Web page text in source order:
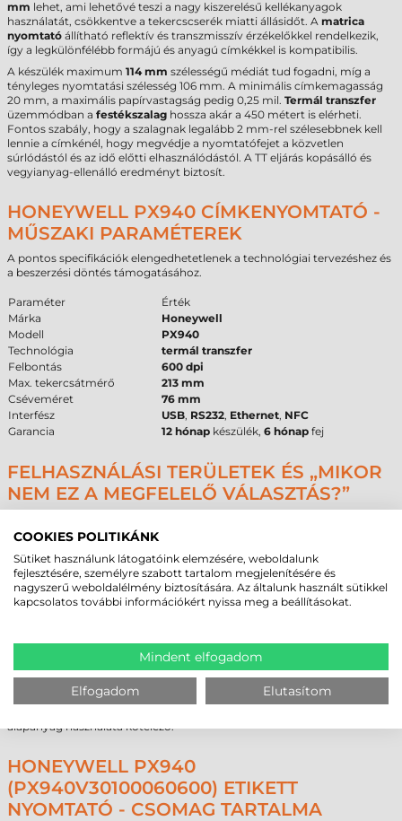
mm lehet, ami lehetővé teszi a nagy kiszerelésű kellékanyagok
használatát, csökkentve a tekercscserék miatti állásidőt. A matrica
nyomtató állítható reflektív és transzmisszív érzékelőkkel rendelkezik,
így a legkülönfélébb formájú és anyagú címkékkel is kompatibilis.
A készülék maximum 114 mm szélességű médiát tud fogadni, míg a
tényleges nyomtatási szélesség 106 mm. A minimális címkemagasság
20 mm, a maximális papírvastagság pedig 0,25 mil. Termál transzfer
üzemmódban a festékszalag hossza akár a 450 métert is elérheti.
Fontos szabály, hogy a szalagnak legalább 2 mm-rel szélesebbnek kell
lennie a címkénél, hogy megvédje a nyomtatófejet a közvetlen
súrlódástól és az idő előtti elhasználódástól. A TT eljárás kopásálló és
vegyianyag-ellenálló eredményt biztosít.
HONEYWELL PX940 CÍMKENYOMTATÓ -
MŰSZAKI PARAMÉTEREK
A pontos specifikációk elengedhetetlenek a technológiai tervezéshez és
a beszerzési döntés támogatásához.
Paraméter
Érték
Márka
Honeywell
Modell
PX940
Technológia
termál transzfer
Felbontás
600 dpi
Max. tekercsátmérő
213 mm
Cséveméret
76 mm
Interfész
USB, RS232, Ethernet, NFC
Garancia
12 hónap készülék, 6 hónap fej
FELHASZNÁLÁSI TERÜLETEK ÉS „MIKOR
NEM EZ A MEGFELELŐ VÁLASZTÁS?”
és nagyüzemi gyártási környezetbe ajánlott. Alkalmazási területei közé
raktári automatizálás. A600 dpifelbontás alkalmassá teszi egészen apró
termékek (pl. ékszerek, processzorok) címkézésére is. Használatával a
logisztikaés agyártásfolyamatai precízebbé és nyomon követhetőbbé
válnak.
igénybevétel nem haladja meg a néhány száz darabot, mivel ilyenkor
egy asztali kategóriájú eszköz gazdaságosabb lehet. Szintén nem
javasolt direkt termál technológia használata olyan kültéri címkékhez,
amelyek hosszú ideig ki vannak téve közvetlen napsugárzásnak vagy
extrém hőhatásnak, mivel a nyomat olvashatatlanná válhat. Ilyen
alapanyag használata kötelező.
HONEYWELL PX940
(PX940V30100060600) ETIKETT
NYOMTATÓ - CSOMAG TARTALMA
COOKIES POLITIKÁNK
Sütiket használunk látogatóink elemzésére, weboldalunk
fejlesztésére, személyre szabott tartalom megjelenítésére és
nagyszerű weboldalélmény biztosítására. Az általunk használt sütikkel
kapcsolatos további információkért nyissa meg a beállításokat.
Mindent elfogadom
Elfogadom Elutasítom